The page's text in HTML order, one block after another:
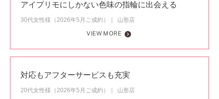
アイプリモにしかない色味の指輪に出会える
30代女性様（2026年5月ご成約）
山形店
VIEW MORE
対応もアフターサービスも充実
20代女性様（2026年5月ご成約）
山形店